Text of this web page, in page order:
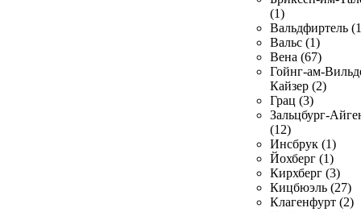
(1)
Вальдфиртель
Вальс (1)
Вена (67)
Гойнг-ам-
Кайзер (2)
Грац (3)
Зальцбург-
(12)
Инсбрук (1)
Йохберг (1)
Кирхберг (3)
Кицбюэль (27)
Клагенфурт (2)